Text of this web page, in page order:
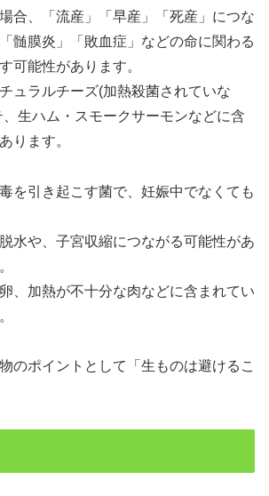
合、「流産」「早産」「死産」につな
髄膜炎」「敗血症」などの命に関わる
可能性があります。
ュラルチーズ(加熱殺菌されていな
生ハム・スモークサーモンなどに含
ります。
を引き起こす菌で、妊娠中でなくても
水や、子宮収縮につながる可能性があ
、加熱が不十分な肉などに含まれてい
のポイントとして「生ものは避けるこ